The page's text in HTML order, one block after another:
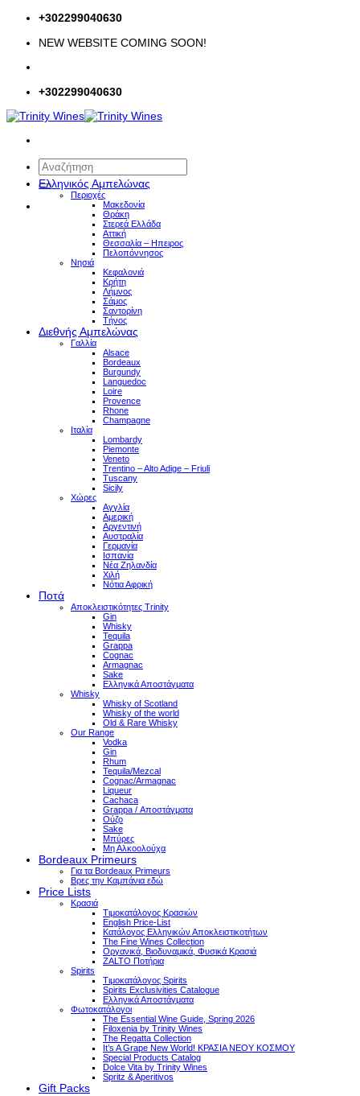
Μετάβαση
περιεχόμενο
+302299040630
NEW WEBSITE COMING SOON!
+302299040630
Αναζήτηση
για:
Ελληνικός Αμπελώνας
Περιοχές
Μακεδονία
Θράκη
Στερεά Ελλάδα
Αττική
Θεσσαλία – Hπειρος
Πελοπόννησος
Νησιά
Κεφαλονιά
Κρήτη
Λήμνος
Σάμος
Σαντορίνη
Τήνος
Διεθνής Αμπελώνας
Γαλλία
Alsace
Bordeaux
Burgundy
Languedoc
Loire
Provence
Rhone
Champagne
Ιταλία
Lombardy
Piemonte
Veneto
Trentino – Alto Adige – Friuli
Tuscany
Sicily
Χώρες
Αγγλία
Αμερική
Αργεντινή
Αυστραλία
Γερμανία
Ισπανία
Νέα Ζηλανδία
Χιλή
Νότια Αφρική
Ποτά
Αποκλειστικότητες Trinity
Gin
Whisky
Tequila
Grappa
Cognac
Armagnac
Sake
Ελληνικά Αποστάγματα
Whisky
Whisky of Scotland
Whisky of the world
Old & Rare Whisky
Our Range
Vodka
Gin
Rhum
Tequila/Mezcal
Cognac/Armagnac
Liqueur
Cachaca
Grappa / Αποστάγματα
Ούζο
Sake
Μπύρες
Μη Αλκοολούχα
Bordeaux Primeurs
Για τα Bordeaux Primeurs
Βρες την Καμπάνια εδώ
Price Lists
Κρασιά
Τιμοκατάλογος Κρασιών
English Price-List
Κατάλογος Ελληνικών Αποκλειστικοτήτων
The Fine Wines Collection
Οργανικά, Βιοδυναμικά, Φυσικά Κρασιά
ZALTO Ποτήρια
Spirits
Τιμοκατάλογος Spirits
Spirits Exclusivities Catalogue
Ελληνικά Αποστάγματα
Φωτοκατάλογοι
The Essential Wine Guide, Spring 2026
Filoxenia by Trinity Wines
The Regatta Collection
It’s A Grape New World! ΚΡΑΣΙΑ ΝΕΟΥ ΚΟΣΜΟΥ
Special Products Catalog
Dolce Vita by Trinity Wines
Spritz & Aperitivos
Gift Packs